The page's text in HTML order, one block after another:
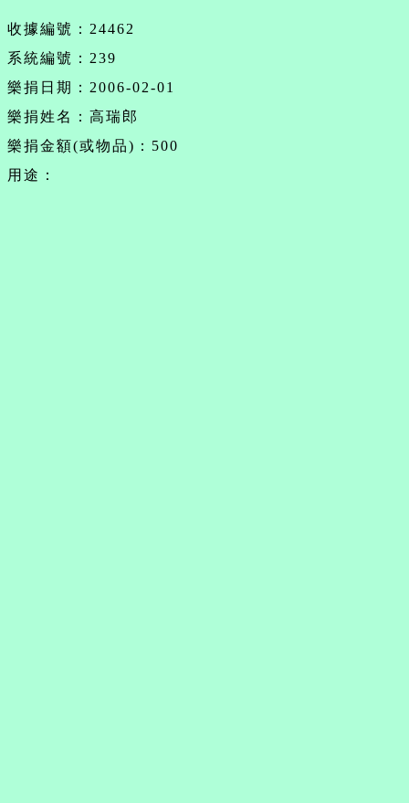
收據編號：24462
系統編號：239
樂捐日期：2006-02-01
樂捐姓名：高瑞郎
樂捐金額(或物品)：500
用途：